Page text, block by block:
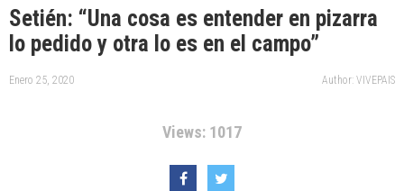
Setién: “Una cosa es entender en pizarra
lo pedido y otra lo es en el campo”
Enero 25, 2020 Author: VIVEPAIS
Views: 1017